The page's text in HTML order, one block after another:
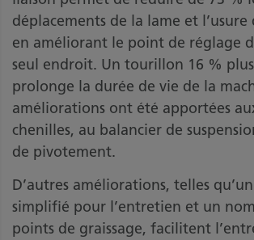
déplacements de la lame et
en améliorant le point de réglage
seul endroit. Un tourillon 16 %
prolonge la durée de vie de la
améliorations ont été apportées
chenilles, au balancier de
de pivotement.
D’autres améliorations, telles qu’un
simplifié pour l’entretien et un
points de graissage, facilitent